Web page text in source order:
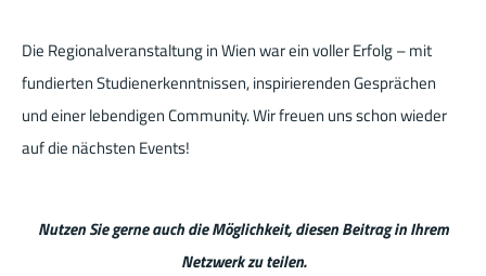
Die Regionalveranstaltung in Wien war ein voller Erfolg – mit
fundierten Studienerkenntnissen, inspirierenden Gesprächen
und einer lebendigen Community. Wir freuen uns schon wieder
auf die nächsten Events!
Nutzen Sie gerne auch die Möglichkeit, diesen Beitrag in Ihrem
Netzwerk zu teilen.